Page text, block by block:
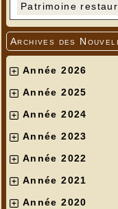
Patrimoine
Archives des
Année 2026
Année 2025
Année 2024
Année 2023
Année 2022
Année 2021
Année 2020